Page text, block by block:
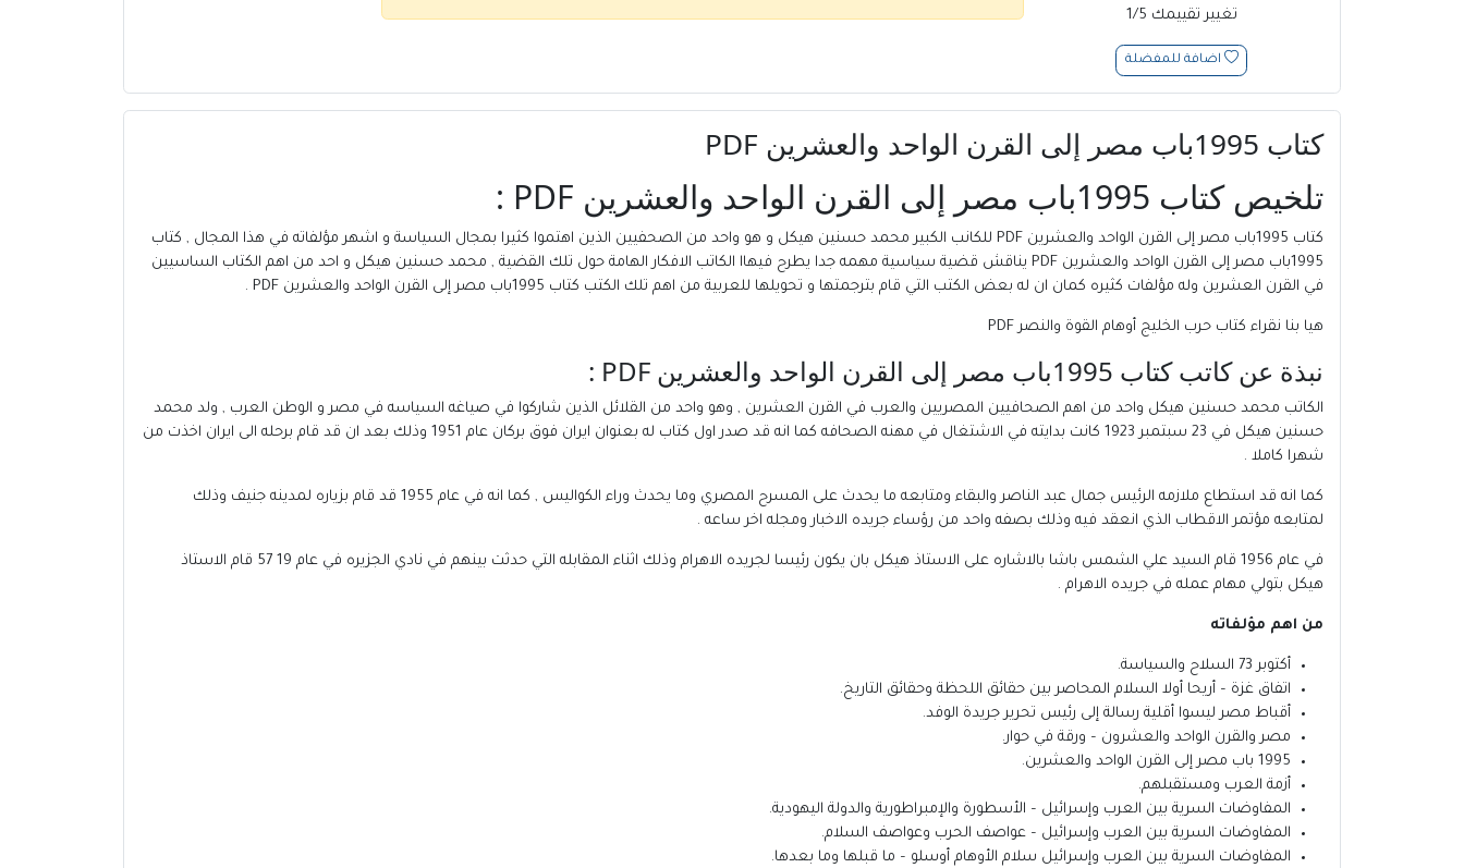
تغيير تقييمك 1/5
اضافة للمفضلة
كتاب 1995باب مصر إلى القرن الواحد والعشرين PDF
تلخيص كتاب 1995باب مصر إلى القرن الواحد والعشرين PDF :
كتاب 1995باب مصر إلى القرن الواحد والعشرين PDF للكانب الكبير محمد حسنين هيكل و هو واحد من الصحفيين الذين اهتموا كثيرا بمجال السياسة و اشهر مؤلفاته في هذا المجال , كتاب
1995باب مصر إلى القرن الواحد والعشرين PDF يناقش قضية سياسية مهمه جدا يطرح فيهاا الكاتب الافكار الهامة حول تلك القضية , محمد حسنين هيكل و احد من اهم الكتاب الساسيين
في القرن العشرين وله مؤلفات كثيره كمان ان له بعض الكتب التي قام بترجمتها و تحويلها للعربية من اهم تلك الكتب كتاب 1995باب مصر إلى القرن الواحد والعشرين PDF .
هيا بنا نقراء كتاب حرب الخليج أوهام القوة والنصر PDF
نبذة عن كاتب كتاب 1995باب مصر إلى القرن الواحد والعشرين PDF :
الكاتب محمد حسنين هيكل واحد من اهم الصحافيين المصريين والعرب في القرن العشرين , وهو واحد من القلائل الذين شاركوا في صياغه السياسه في مصر و الوطن العرب , ولد محمد
حسنين هيكل في 23 سبتمبر 1923 كانت بدايته في الاشتغال في مهنه الصحافه كما انه قد صدر اول كتاب له بعنوان ايران فوق بركان عام 1951 وذلك بعد ان قد قام برحله الى ايران اخذت من
شهرا كاملا .
كما انه قد استطاع ملازمه الرئيس جمال عبد الناصر والبقاء ومتابعه ما يحدث على المسرح المصري وما يحدث وراء الكواليس , كما انه في عام 1955 قد قام بزياره لمدينه جنيف وذلك
لمتابعه مؤتمر الاقطاب الذي انعقد فيه وذلك بصفه واحد من رؤساء جريده الاخبار ومجله اخر ساعه .
في عام 1956 قام السيد علي الشمس باشا بالاشاره على الاستاذ هيكل بان يكون رئيسا لجريده الاهرام وذلك اثناء المقابله التي حدثت بينهم في نادي الجزيره في عام 19 57 قام الاستاذ
هيكل بتولي مهام عمله في جريده الاهرام .
من اهم مؤلفاته
أكتوبر 73 السلاح والسياسة.
اتفاق غزة – أريحا أولا السلام المحاصر بين حقائق اللحظة وحقائق التاريخ.
أقباط مصر ليسوا أقلية رسالة إلى رئيس تحرير جريدة الوفد.
مصر والقرن الواحد والعشرون – ورقة في حوار.
1995 باب مصر إلى القرن الواحد والعشرين.
أزمة العرب ومستقبلهم.
المفاوضات السرية بين العرب وإسرائيل – الأسطورة والإمبراطورية والدولة اليهودية.
المفاوضات السرية بين العرب وإسرائيل – عواصف الحرب وعواصف السلام.
المفاوضات السرية بين العرب وإسرائيل سلام الأوهام أوسلو – ما قبلها وما بعدها.